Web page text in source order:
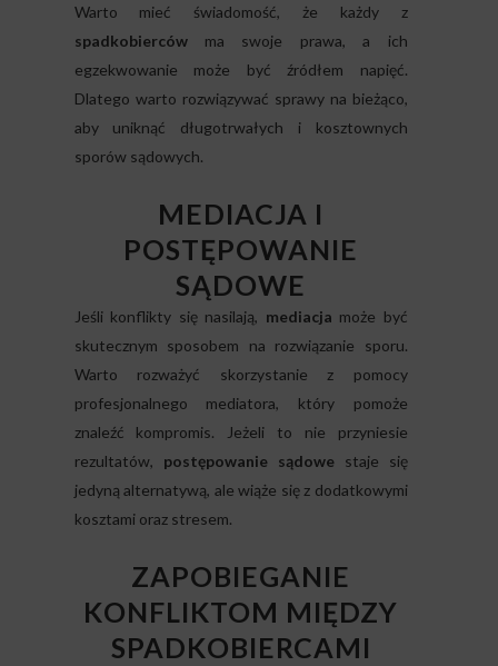
Warto mieć świadomość, że każdy z
spadkobiercówma swoje prawa, a ich
egzekwowanie może być źródłem napięć.
Dlatego warto rozwiązywać sprawy na bieżąco,
aby uniknąć długotrwałych i kosztownych
sporów sądowych.
MEDIACJA I
POSTĘPOWANIE
SĄDOWE
Jeśli konflikty się nasilają, mediacja może być
skutecznym sposobem na rozwiązanie sporu.
Warto rozważyć skorzystanie z pomocy
profesjonalnego mediatora, który pomoże
znaleźć kompromis. Jeżeli to nie przyniesie
rezultatów, postępowanie sądowestaje się
jedyną alternatywą, ale wiąże się z dodatkowymi
kosztami oraz stresem.
ZAPOBIEGANIE
KONFLIKTOM MIĘDZY
SPADKOBIERCAMI